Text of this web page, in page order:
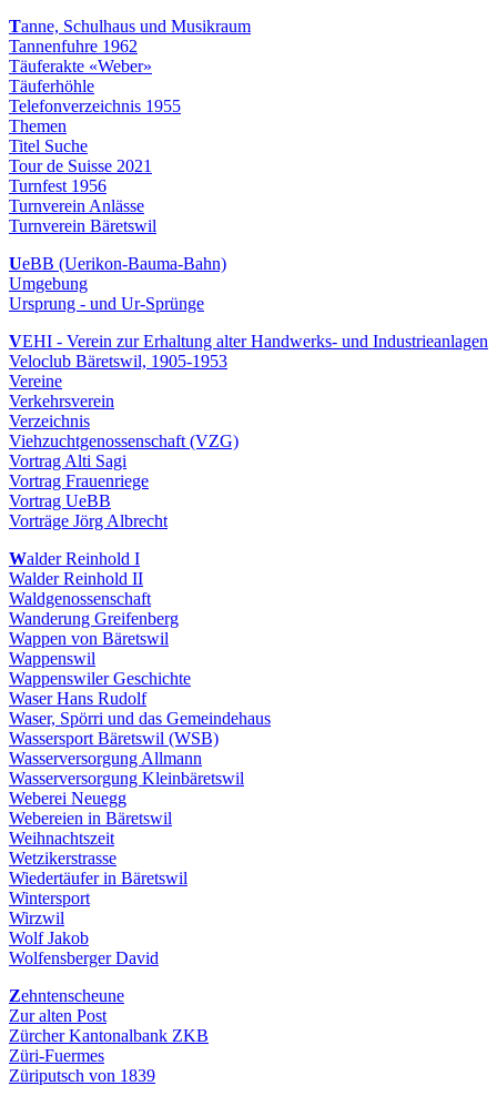
Tanne, Schulhaus und Musikraum
Tannenfuhre 1962
Täuferakte «Weber»
Täuferhöhle
Telefonverzeichnis 1955
Themen
Titel Suche
Tour de Suisse 2021
Turnfest 1956
Turnverein Anlässe
Turnverein Bäretswil
UeBB (Uerikon-Bauma-Bahn)
Umgebung
Ursprung - und Ur-Sprünge
VEHI - Verein zur Erhaltung alter Handwerks- und Industrieanlagen
Veloclub Bäretswil, 1905-1953
Vereine
Verkehrsverein
Verzeichnis
Viehzuchtgenossenschaft (VZG)
Vortrag Alti Sagi
Vortrag Frauenriege
Vortrag UeBB
Vorträge Jörg Albrecht
Walder Reinhold I
Walder Reinhold II
Waldgenossenschaft
Wanderung Greifenberg
Wappen von Bäretswil
Wappenswil
Wappenswiler Geschichte
Waser Hans Rudolf
Waser, Spörri und das Gemeindehaus
Wassersport Bäretswil (WSB)
Wasserversorgung Allmann
Wasserversorgung Kleinbäretswil
Weberei Neuegg
Webereien in Bäretswil
Weihnachtszeit
Wetzikerstrasse
Wiedertäufer in Bäretswil
Wintersport
Wirzwil
Wolf Jakob
Wolfensberger David
Zehntenscheune
Zur alten Post
Zürcher Kantonalbank ZKB
Züri-Fuermes
Züriputsch von 1839